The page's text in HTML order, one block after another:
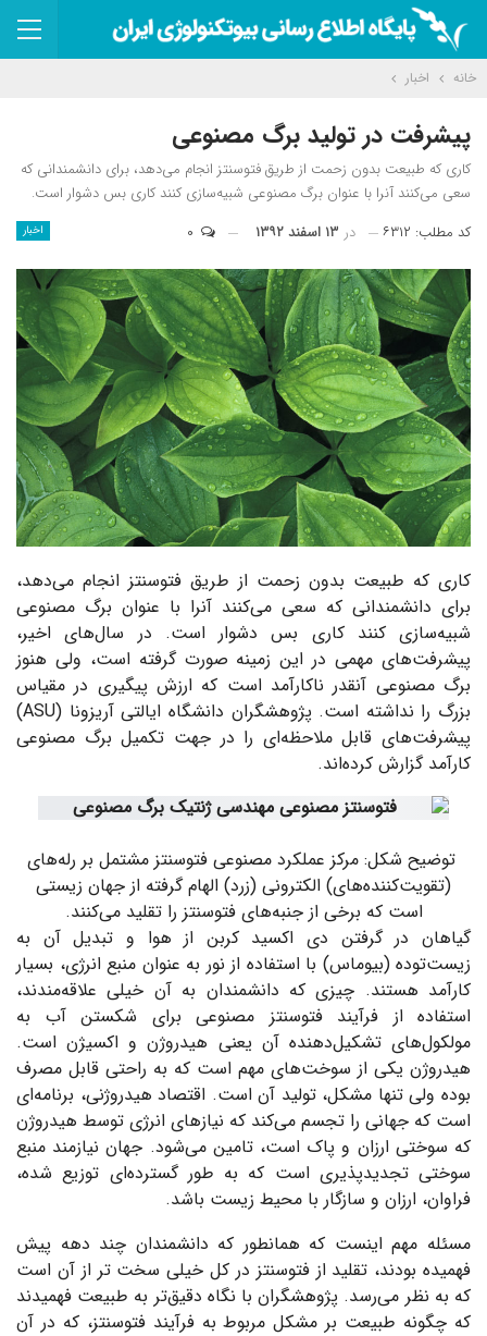
خانه اخبار
پیشرفت در تولید برگ مصنوعی
کاری که طبیعت بدون زحمت از طریق فتوسنتز انجام می‌دهد، برای دانشمندانی که
سعی می‌کنند آنرا با عنوان برگ مصنوعی شبیه‌سازی کنند کاری بس دشوار است.
اخبار کد مطلب: ۶۳۱۲ در ۱۳ اسفند ۱۳۹۲
کاری که طبیعت بدون زحمت از طریق فتوسنتز انجام می‌دهد،
برای دانشمندانی که سعی می‌کنند آنرا با عنوان برگ مصنوعی
شبیه‌سازی کنند کاری بس دشوار است. در سال‌های اخیر،
پیشرفت‌های مهمی در این زمینه صورت گرفته است، ولی هنوز
برگ مصنوعی آنقدر ناکارآمد است که ارزش پیگیری در مقیاس
بزرگ را نداشته است. پژوهشگران دانشگاه ایالتی آریزونا (ASU
)
پیشرفت‌های قابل ملاحظه‌ای را در جهت تکمیل برگ مصنوعی
کارآمد گزارش کرده‌اند.
توضیح شکل: مرکز عملکرد مصنوعی فتوسنتز مشتمل بر رله‌های
(تقویت‌کننده‌های) الکترونی (زرد) الهام گرفته از جهان زیستی
است که برخی از جنبه‌های فتوسنتز را تقلید می‌کنند.
گیاهان در گرفتن دی اکسید کربن از هوا و تبدیل آن به
زیست‌توده (بیوماس) با استفاده از نور به عنوان منبع انرژی، بسیار
کارآمد هستند. چیزی که دانشمندان به آن خیلی علاقه‌مندند،
استفاده از فرآیند فتوسنتز مصنوعی برای شکستن آب به
مولکول‌های تشکیل‌دهنده آن یعنی هیدروژن و اکسیژن است.
هیدروژن یکی از سوخت‌های مهم است که به راحتی قابل مصرف
بوده ولی تنها مشکل، تولید آن است. اقتصاد هیدروژنی، برنامه‌ای
است که جهانی را تجسم می‌کند که نیازهای انرژی توسط هیدروژن
که سوختی ارزان و پاک است، تامین می‌شود. جهان نیازمند منبع
سوختی تجدیدپذیری است که به طور گسترده‌ای توزیع شده،
فراوان، ارزان و سازگار با محیط زیست باشد.
مسئله مهم اینست که همانطور که دانشمندان چند دهه پیش
فهمیده بودند، تقلید از فتوسنتز در کل خیلی سخت تر از آن است
که به نظر می‌رسد. پژوهشگران با نگاه دقیق‌تر به طبیعت فهمیدند
که چگونه طبیعت بر مشکل مربوط به فرآیند فتوسنتز، که در آن